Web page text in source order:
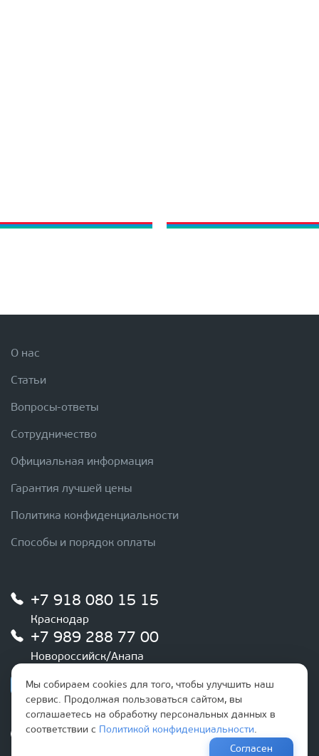
О нас
Статьи
Вопросы-ответы
Сотрудничество
Официальная информация
Гарантия лучшей цены
Политика конфиденциальности
Способы и порядок оплаты
+7 918 080 15 15
Краснодар
+7 989 288 77 00
Новороссийск/Анапа
График работы
Мы собираем cookies для того, чтобы улучшить наш
сервис. Продолжая пользоваться сайтом, вы
соглашаетесь на обработку персональных данных в
соответствии с
Политикой конфиденциальности.
Согласен